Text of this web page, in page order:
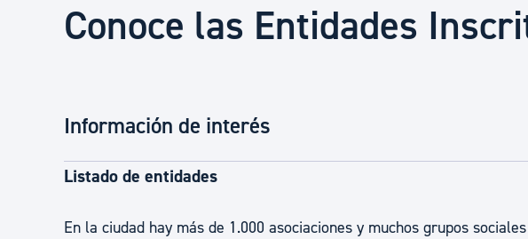
Salud Pública, animales y consumo
Participación ciudadana y asociacionismo
Deporte
Conoce las Entidades
Información de interés
Listado de entidades
En la ciudad hay más de 1.000 asociaciones y muchos grupos